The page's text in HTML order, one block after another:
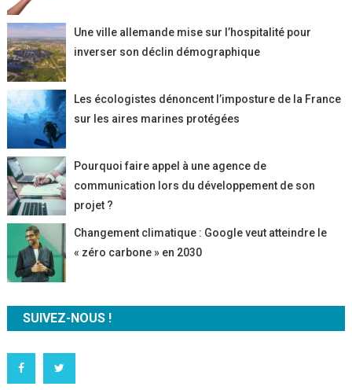
Une ville allemande mise sur l’hospitalité pour
inverser son déclin démographique
Les écologistes dénoncent l’imposture de la France
sur les aires marines protégées
Pourquoi faire appel à une agence de
communication lors du développement de son
projet ?
Changement climatique : Google veut atteindre le
« zéro carbone » en 2030
SUIVEZ-NOUS !